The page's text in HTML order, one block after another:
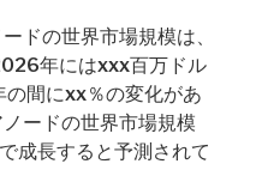
ドの世界市場規模は、
年にはxxx百万ドル
間にxx％の変化があ
ードの世界市場規模
成長すると予測されて